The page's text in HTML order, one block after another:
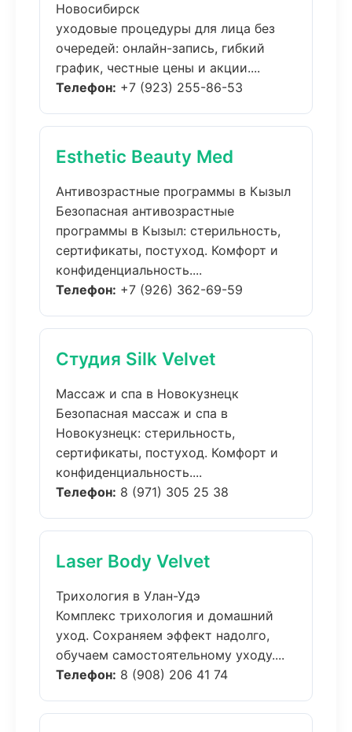
Новосибирск
уходовые процедуры для лица без
очередей: онлайн-запись, гибкий
график, честные цены и акции....
Телефон: +7 (923) 255-86-53
Esthetic Beauty Med
Антивозрастные программы в Кызыл
Безопасная антивозрастные
программы в Кызыл: стерильность,
сертификаты, постуход. Комфорт и
конфиденциальность....
Телефон: +7 (926) 362-69-59
Студия Silk Velvet
Массаж и спа в Новокузнецк
Безопасная массаж и спа в
Новокузнецк: стерильность,
сертификаты, постуход. Комфорт и
конфиденциальность....
Телефон: 8 (971) 305 25 38
Laser Body Velvet
Трихология в Улан-Удэ
Комплекс трихология и домашний
уход. Сохраняем эффект надолго,
обучаем самостоятельному уходу....
Телефон: 8 (908) 206 41 74